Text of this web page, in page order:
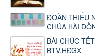
ĐOÀN THIẾU
CHÚA HÀI
BÀI CHÚC
BTV.HĐGX